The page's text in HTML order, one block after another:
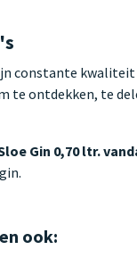
constante
te ontdekken, te
Gin 0,70 ltr.
ook: